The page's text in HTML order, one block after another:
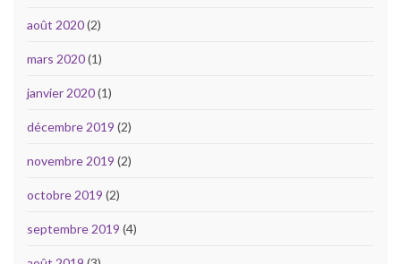
août 2020(2)
mars 2020(1)
janvier 2020(1)
décembre 2019 (2)
novembre 2019 (2)
octobre 2019 (2)
septembre 2019 (4)